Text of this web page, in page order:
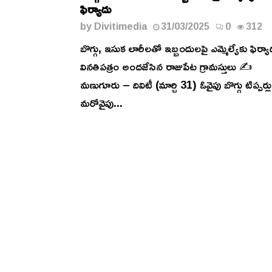
ఫిర్యాదు
byDivitimedia 31/03/2025 0 312
బొగ్గు, ఇసుక లారీలతో ఇబ్బందులపై ఎమ్మెల్యేకు
వినతిపత్రం అందజేసిన రాజుపేట గ్రామస్తులు ✍️
మణుగూరు – దివిటీ (మార్చి 31) ఓవైపు బొగ్గు
మరోవైపు...